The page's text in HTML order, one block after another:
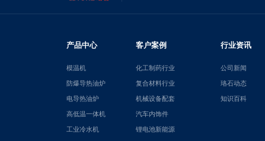
产品中心
模温机
防爆导热油炉
电导热油炉
高低温一体机
工业冷水机
客户案例
化工制药行业
复合材料行业
机械设备配套
汽车内饰件
锂电池新能源
行业资讯
公司新闻
珞石动态
知识百科